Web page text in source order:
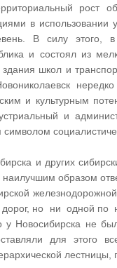
рост
в использовании
В силу этого,
и состоял из
школ и
и культурным
и
и других
образом
но ни одной по
у Новосибирска не
для этого
лестницы,